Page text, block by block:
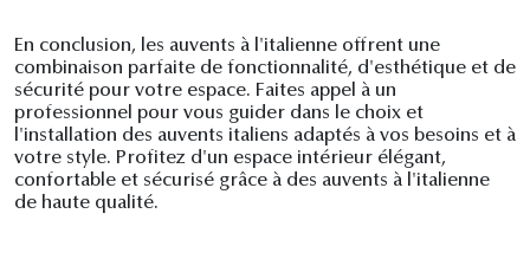
En conclusion, les auvents à l'italienne offrent une
combinaison parfaite de fonctionnalité, d'esthétique et de
sécurité pour votre espace. Faites appel à un
professionnel pour vous guider dans le choix et
l'installation des auvents italiens adaptés à vos besoins et à
votre style. Profitez d'un espace intérieur élégant,
confortable et sécurisé grâce à des auvents à l'italienne
de haute qualité.